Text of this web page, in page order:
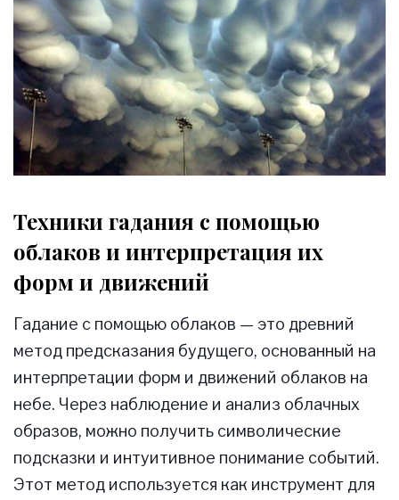
Техники гадания с помощью
облаков и интерпретация их
форм и движений
Гадание с помощью облаков — это древний
метод предсказания будущего, основанный на
интерпретации форм и движений облаков на
небе. Через наблюдение и анализ облачных
образов, можно получить символические
подсказки и интуитивное понимание событий.
Этот метод используется как инструмент для